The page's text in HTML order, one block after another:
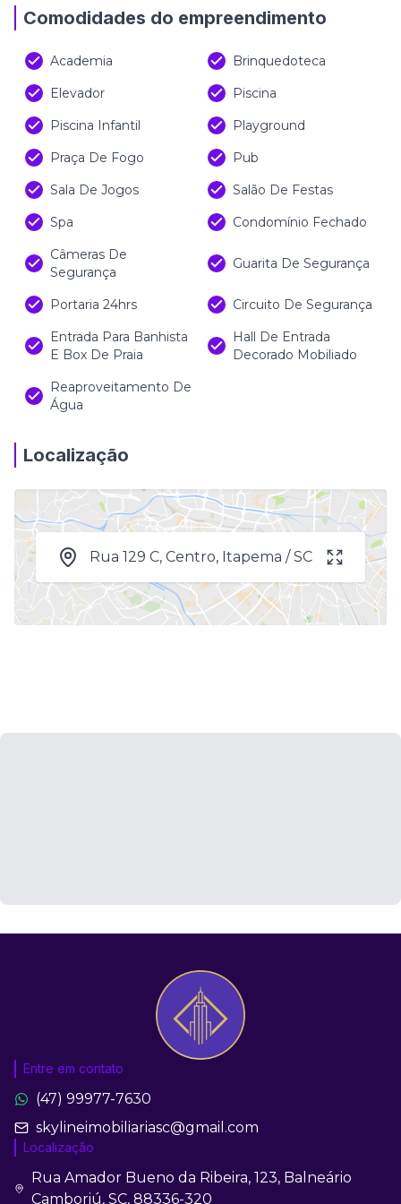
Comodidades do empreendimento
Academia
Brinquedoteca
Elevador
Piscina
Piscina Infantil
Playground
Praça De Fogo
Pub
Sala De Jogos
Salão De Festas
Spa
Condomínio Fechado
Câmeras De
Segurança
Guarita De Segurança
Portaria 24hrs
Circuito De Segurança
Entrada Para Banhista
E Box De Praia
Hall De Entrada
Decorado Mobiliado
Reaproveitamento De
Água
Localização
Rua 129 C, Centro, Itapema / SC
Entre em contato
(47) 99977-7630
skylineimobiliariasc@gmail.com
Localização
Rua Amador Bueno da Ribeira, 123, Balneário
Camboriú, SC, 88336-320